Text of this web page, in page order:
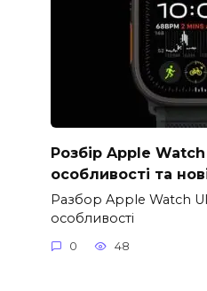
Розбір Apple Watch
особливості та
Разбор Apple Watch
особливості
0 48